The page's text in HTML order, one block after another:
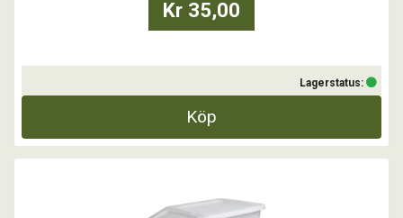
Kr 35,00
Lagerstatus:
Köp